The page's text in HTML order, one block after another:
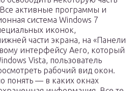
активные программы и
система Windows 7
иконок,
части экрана, на «Панели
интерфейсу Aero, который
Vista, пользователь
рабочий вид окон.
понять — в каких окнах